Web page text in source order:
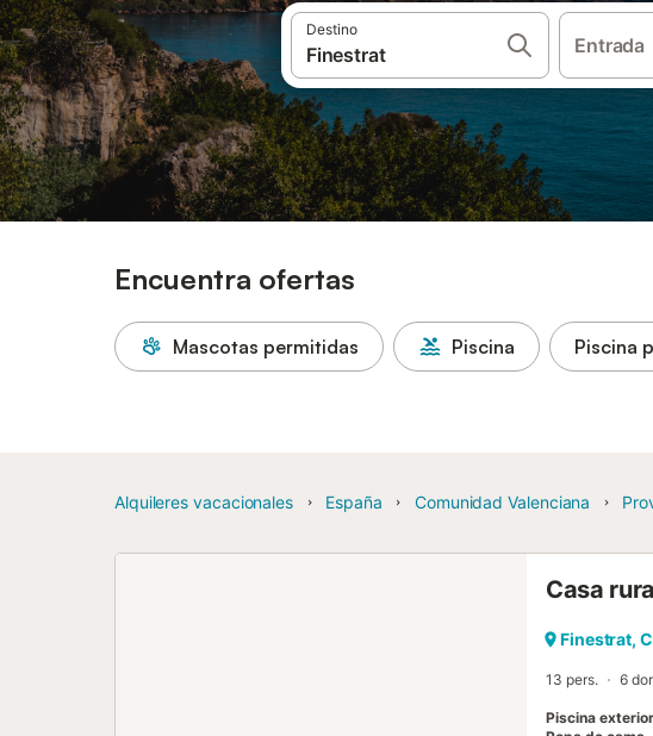
Destino
Entrada
Encuentra ofertas
Mascotas permitidas Piscina Piscina
Alquileres vacacionales España Comunidad Valenciana
Casa
Finestrat,
13 pers. 6
Piscina exterior